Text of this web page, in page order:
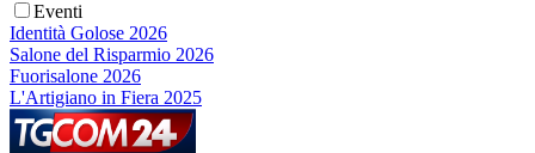
Eventi
Identità Golose 2026
Salone del Risparmio 2026
Fuorisalone 2026
L'Artigiano in Fiera 2025